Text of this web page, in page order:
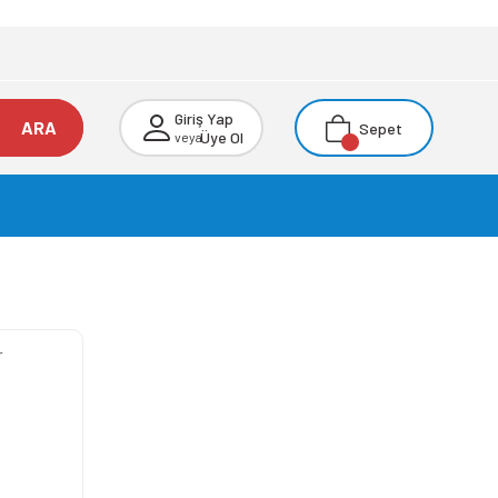
ARA Giriş Yap
veyaÜye Ol Sepet